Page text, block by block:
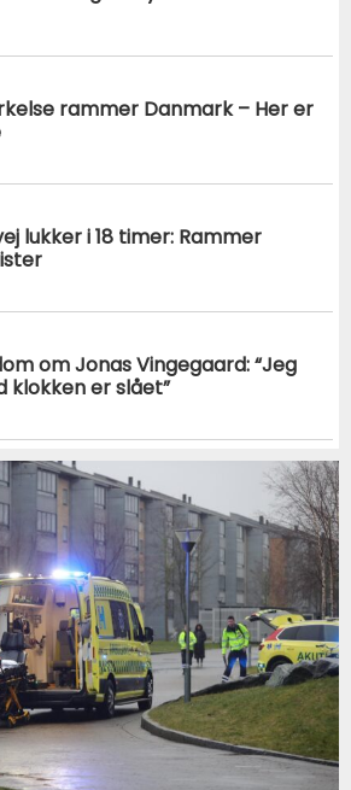
rammer Danmark – Her er
lukker i 18 timer: Rammer
om Jonas Vingegaard: “Jeg
klokken er slået”